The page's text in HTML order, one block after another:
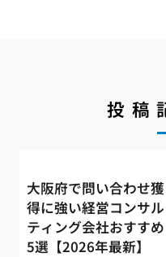
投稿
大阪府で問い合わせ獲
得に強い経営コンサル
ティング会社おすすめ
5選【2026年最新】